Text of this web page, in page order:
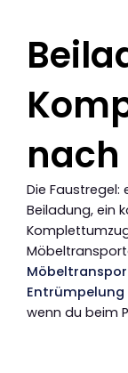
nach
Die Faustregel:
Beiladung, ein
Entrümpelung
wenn du beim